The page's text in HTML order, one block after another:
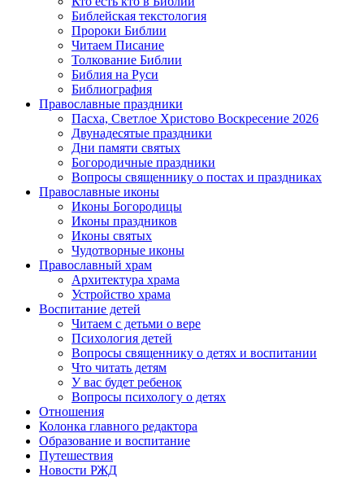
Библейская текстология
Пророки Библии
Читаем Писание
Толкование Библии
Библия на Руси
Библиография
Православные праздники
Пасха, Светлое Христово Воскресение 2026
Двунадесятые праздники
Дни памяти святых
Богородичные праздники
Вопросы священнику о постах и праздниках
Православные иконы
Иконы Богородицы
Иконы праздников
Иконы святых
Чудотворные иконы
Православный храм
Архитектура храма
Устройство храма
Воспитание детей
Читаем с детьми о вере
Психология детей
Вопросы священнику о детях и воспитании
Что читать детям
У вас будет ребенок
Вопросы психологу о детях
Отношения
Колонка главного редактора
Образование и воспитание
Путешествия
Новости РЖД